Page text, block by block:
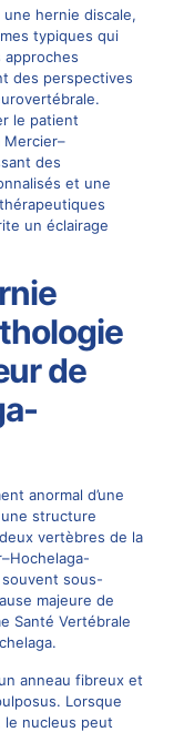
une hernie discale,
typiques qui
des perspectives
le patient
Mercier–
des
et une
un éclairage
de
anormal d’une
structure
vertèbres de la
sous-
majeure de
Santé Vertébrale
anneau fibreux et
Lorsque
le nucleus peut